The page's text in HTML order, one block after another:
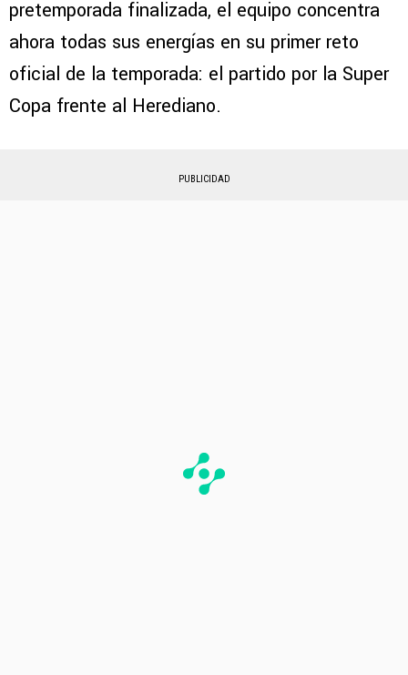
pretemporada finalizada, el equipo concentra
ahora todas sus energías en su primer reto
oficial de la temporada: el partido por la Super
Copa frente al Herediano.
PUBLICIDAD